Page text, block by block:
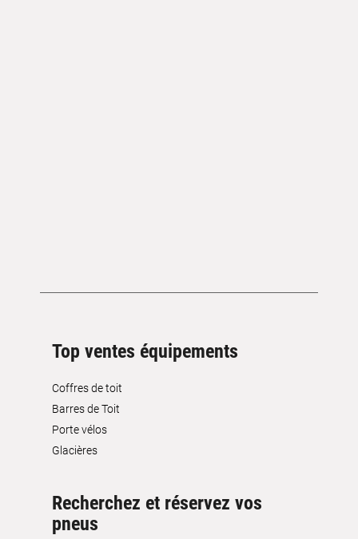
Top ventes équipements
Coffres de toit
Barres de Toit
Porte vélos
Glacières
Recherchez et réservez vos
pneus